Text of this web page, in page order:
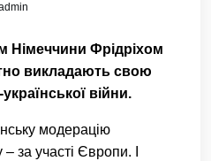
Німеччини Фрідріхом
викладають свою
війни.
модерацію
за участі Європи. І